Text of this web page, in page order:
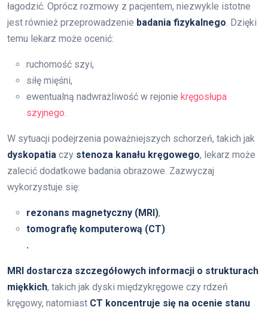
łagodzić. Oprócz rozmowy z pacjentem, niezwykle istotne
jest również przeprowadzenie badania fizykalnego. Dzięki
temu lekarz może ocenić:
ruchomość szyi,
siłę mięśni,
ewentualną nadwrażliwość w rejonie kręgosłupa
szyjnego.
W sytuacji podejrzenia poważniejszych schorzeń, takich jak
dyskopatia czy stenoza kanału kręgowego, lekarz może
zalecić dodatkowe badania obrazowe. Zazwyczaj
wykorzystuje się:
rezonans magnetyczny (MRI),
tomografię komputerową (CT)
.
MRI dostarcza szczegółowych informacji o strukturach
miękkich, takich jak dyski międzykręgowe czy rdzeń
kręgowy, natomiast CT koncentruje się na ocenie stanu